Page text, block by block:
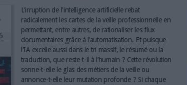
L'irruption de l'intelligence artificielle rebat
radicalement les cartes de la veille professionnelle en
permettant, entre autres, de rationaliser les flux
documentaires grâce à l’automatisation. Et puisque
l'IA excelle aussi dans le tri massif, le résumé ou la
traduction, que reste-t-il à l’humain ? Cette révolution
sonne-t-elle le glas des métiers de la veille ou
annonce-t-elle leur mutation profonde ? Si chaque